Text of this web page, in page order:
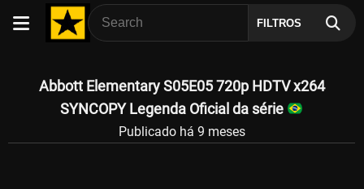
FILTROS
Abbott Elementary S05E05 720p HDTV x264
SYNCOPY Legenda Oficial da série
Publicado há 9 meses